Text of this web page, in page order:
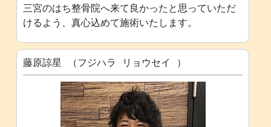
三宮のはち整骨院へ来て良かったと思っていただ
けるよう、真心込めて施術いたします。
藤原諒星 （フジハラ リョウセイ ）